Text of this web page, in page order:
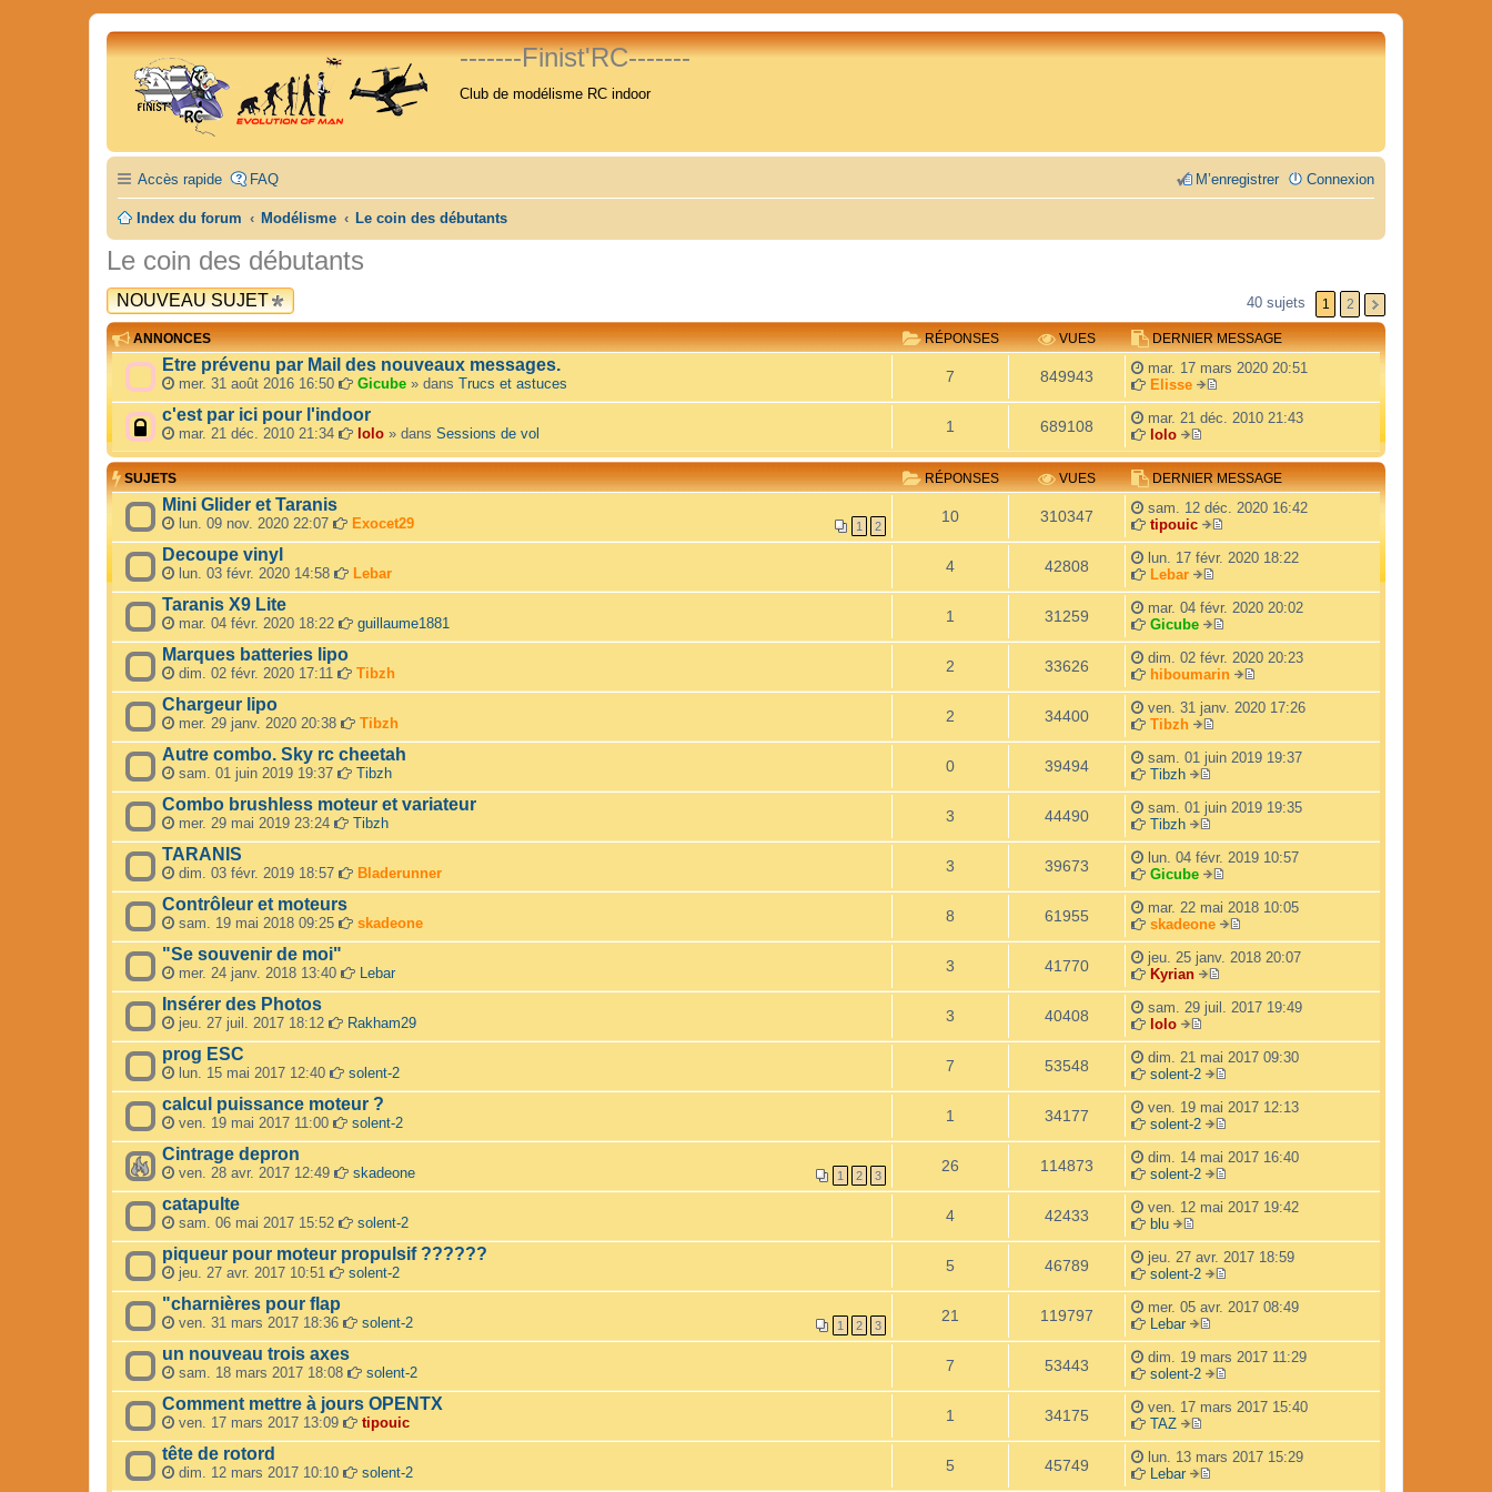
-------Finist'RC-------
Club de modélisme RC indoor
Accès rapide FAQ Connexion
M’enregistrer
Index du forum Modélisme Le coin des débutants
Le coin des débutants
NOUVEAU SUJET 40 sujets 1 2
ANNONCES RÉPONSES VUES DERNIER MESSAGE
Etre prévenu par Mail des nouveaux messages.
mer. 31 août 2016 16:50 Gicube » dans Trucs et astuces 7 849943
mar. 17 mars 2020 20:51
Elisse
V
o
r
l
e
d
e
r
n
i
r
m
e
s
s
a
g
e
c'est par ici pour l'indoor
mar. 21 déc. 2010 21:34 lolo » dans Sessions de vol 1 689108
mar. 21 déc. 2010 21:43
lolo
V
o
i
r
e
d
e
r
n
i
e
r
m
e
s
s
a
g
e
SUJETS RÉPONSES VUES DERNIER MESSAGE
Mini Glider et Taranis
1 2
lun. 09 nov. 2020 22:07 Exocet29 10 310347
sam. 12 déc. 2020 16:42
tipouic
V
o
r
l
e
d
e
r
n
i
r
m
s
s
g
e
Decoupe vinyl
lun. 03 févr. 2020 14:58 Lebar 4 42808
lun. 17 févr. 2020 18:22
Lebar
V
o
i
r
l
e
d
e
n
i
r
m
s
s
a
g
e
Taranis X9 Lite
mar. 04 févr. 2020 18:22 guillaume1881 1 31259
mar. 04 févr. 2020 20:02
Gicube
V
o
i
r
l
d
e
n
i
r
m
s
s
a
g
Marques batteries lipo
dim. 02 févr. 2020 17:11 Tibzh 2 33626
dim. 02 févr. 2020 20:23
hiboumarin
V
o
r
l
d
e
n
i
r
m
s
s
g
e
Chargeur lipo
mer. 29 janv. 2020 20:38 Tibzh 2 34400
ven. 31 janv. 2020 17:26
Tibzh
V
o
r
l
d
e
r
n
i
e
r
m
e
s
s
g
e
Autre combo. Sky rc cheetah
sam. 01 juin 2019 19:37 Tibzh 0 39494
sam. 01 juin 2019 19:37
Tibzh
V
o
r
l
e
d
e
r
n
i
e
r
m
s
s
a
g
e
Combo brushless moteur et variateur
mer. 29 mai 2019 23:24 Tibzh 3 44490
sam. 01 juin 2019 19:35
Tibzh
V
o
i
r
l
e
d
e
r
n
r
m
e
s
s
a
g
e
TARANIS
dim. 03 févr. 2019 18:57 Bladerunner 3 39673
lun. 04 févr. 2019 10:57
Gicube
V
o
i
r
d
n
e
r
m
e
s
s
a
g
e
Contrôleur et moteurs
sam. 19 mai 2018 09:25 skadeone 8 61955
mar. 22 mai 2018 10:05
skadeone
V
o
r
l
d
e
n
i
r
m
s
s
g
e
"Se souvenir de moi"
mer. 24 janv. 2018 13:40 Lebar 3 41770
jeu. 25 janv. 2018 20:07
Kyrian
V
o
r
l
e
d
e
r
n
i
e
r
m
s
s
a
g
e
Insérer des Photos
jeu. 27 juil. 2017 18:12 Rakham29 3 40408
sam. 29 juil. 2017 19:49
lolo
V
o
r
l
e
d
e
n
i
r
m
e
s
s
a
g
e
prog ESC
lun. 15 mai 2017 12:40 solent-2 7 53548
dim. 21 mai 2017 09:30
solent-2
V
o
r
d
e
n
i
r
m
s
s
g
e
calcul puissance moteur ?
ven. 19 mai 2017 11:00 solent-2 1 34177
ven. 19 mai 2017 12:13
solent-2
V
o
r
d
e
n
r
m
s
s
g
e
Cintrage depron
1 2 3
ven. 28 avr. 2017 12:49 skadeone 26 114873
dim. 14 mai 2017 16:40
solent-2
V
o
r
l
d
e
n
i
r
m
s
s
g
catapulte
sam. 06 mai 2017 15:52 solent-2 4 42433
ven. 12 mai 2017 19:42
blu
V
o
i
r
l
e
d
e
r
n
i
e
r
m
e
s
piqueur pour moteur propulsif ??????
jeu. 27 avr. 2017 10:51 solent-2 5 46789
jeu. 27 avr. 2017 18:59
solent-2
V
o
r
l
d
e
n
i
r
"charnières pour flap
1 2 3
ven. 31 mars 2017 18:36 solent-2 21 119797
mer. 05 avr. 2017 08:49
Lebar
V
o
i
r
l
d
e
n
un nouveau trois axes
sam. 18 mars 2017 18:08 solent-2 7 53443
dim. 19 mars 2017 11:29
solent-2
V
o
r
l
d
Comment mettre à jours OPENTX
ven. 17 mars 2017 13:09 tipouic 1 34175
ven. 17 mars 2017 15:40
TAZ
V
o
i
r
tête de rotord
dim. 12 mars 2017 10:10 solent-2 5 45749
lun. 13 mars 2017 15:29
Lebar
V